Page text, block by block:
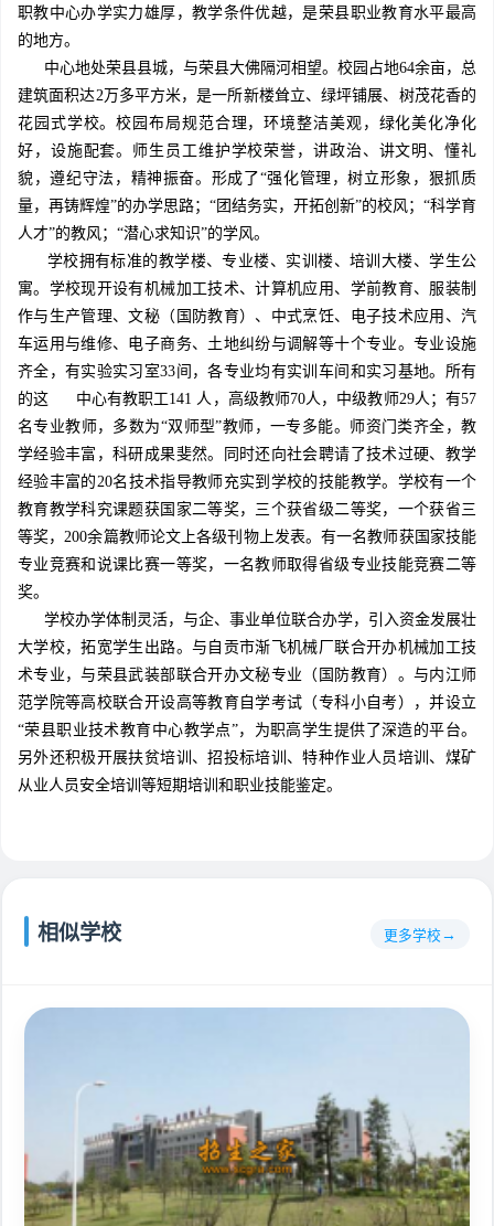
职教中心办学实力雄厚，教学条件优越，是荣县职业教育水平最高
的地方。
中心地处荣县县城，与荣县大佛隔河相望。校园占地64余亩，总
建筑面积达2万多平方米，是一所新楼耸立、绿坪铺展、树茂花香的
花园式学校。校园布局规范合理，环境整洁美观，绿化美化净化
好，设施配套。师生员工维护学校荣誉，讲政治、讲文明、懂礼
貌，遵纪守法，精神振奋。形成了“强化管理，树立形象，狠抓质
量，再铸辉煌”的办学思路；“团结务实，开拓创新”的校风；“科学育
人才”的教风；“潜心求知识”的学风。
学校拥有标准的教学楼、专业楼、实训楼、培训大楼、学生公
寓。学校现开设有机械加工技术、计算机应用、学前教育、服装制
作与生产管理、文秘（国防教育）、中式烹饪、电子技术应用、汽
车运用与维修、电子商务、土地纠纷与调解等十个专业。专业设施
齐全，有实验实习室33间，各专业均有实训车间和实习基地。所有
的这
中心有教职工141 人，高级教师70人，中级教师29人；有57
名专业教师，多数为“双师型”教师，一专多能。师资门类齐全，教
学经验丰富，科研成果斐然。同时还向社会聘请了技术过硬、教学
经验丰富的20名技术指导教师充实到学校的技能教学。学校有一个
教育教学科究课题获国家二等奖，三个获省级二等奖，一个获省三
等奖，200余篇教师论文上各级刊物上发表。有一名教师获国家技能
专业竞赛和说课比赛一等奖，一名教师取得省级专业技能竞赛二等
奖。
学校办学体制灵活，与企、事业单位联合办学，引入资金发展壮
大学校，拓宽学生出路。与自贡市渐飞机械厂联合开办机械加工技
术专业，与荣县武装部联合开办文秘专业（国防教育）。与内江师
范学院等高校联合开设高等教育自学考试（专科小自考），并设立
“荣县职业技术教育中心教学点”，为职高学生提供了深造的平台。
另外还积极开展扶贫培训、招投标培训、特种作业人员培训、煤矿
从业人员安全培训等短期培训和职业技能鉴定。
相似学校 更多学校